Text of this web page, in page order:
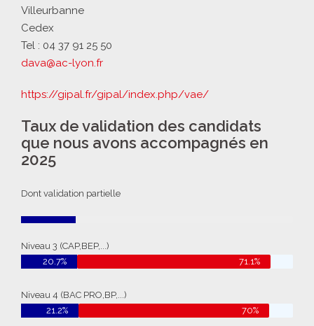
Villeurbanne
Cedex
Tel : 04 37 91 25 50
dava@ac-lyon.fr
https://gipal.fr/gipal/index.php/vae/
Taux de validation des candidats
que nous avons accompagnés en
2025
Dont validation partielle
Niveau 3 (CAP,BEP,...)
20.7%
71.1%
Niveau 4 (BAC PRO,BP,...)
21.2%
70%